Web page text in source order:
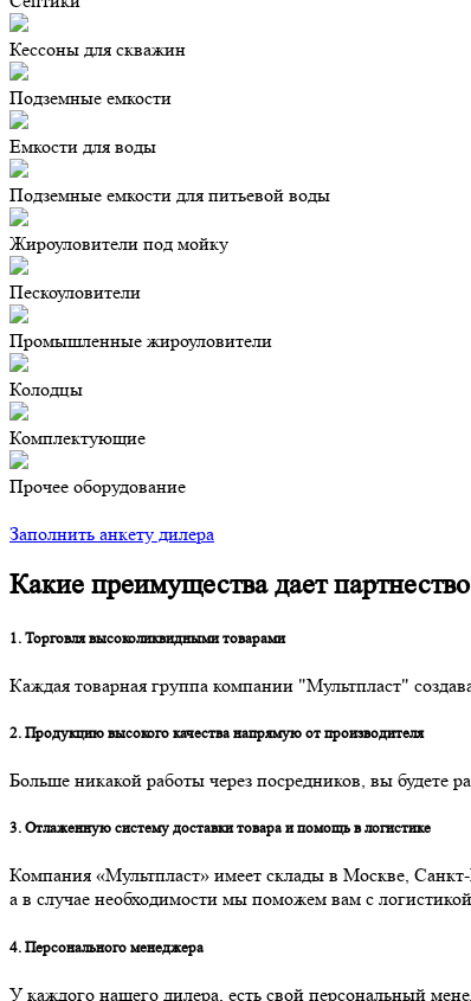
Кессоны для скважин
Подземные емкости
Емкости для воды
Подземные емкости для питьевой воды
Жироуловители под мойку
Пескоуловители
Промышленные жироуловители
Колодцы
Комплектующие
Прочее оборудование
Заполнить анкету дилера
Какие преимущества дает
1. Торговля высоколиквидными товарами
Каждая товарная группа компании "Мультпласт"
2. Продукцию высокого качества напрямую от производителя
Больше никакой работы через посредников, вы будете
3. Отлаженную систему доставки товара и помощь в логистике
Компания «Мультпласт» имеет склады в Москве,
а в случае необходимости мы поможем вам с
4. Персонального менеджера
У каждого нашего дилера, есть свой персональный